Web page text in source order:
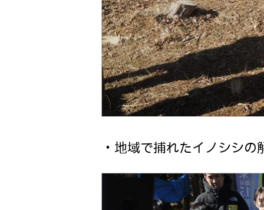
・地域で捕れたイノシシの